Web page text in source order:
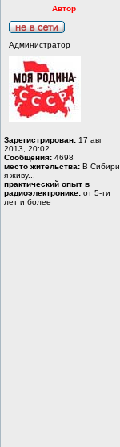
Автор
Администратор
Зарегистрирован: 17 авг
2013, 20:02
Сообщения: 4698
место жительства: В Сибири
я живу...
практический опыт в
радиоэлектронике: от 5-ти
лет и более